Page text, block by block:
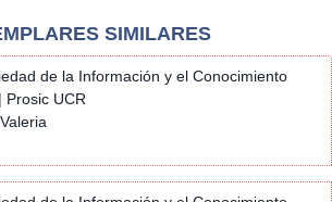
SIMILARES
de la Información y el Conocimiento
Prosic UCR